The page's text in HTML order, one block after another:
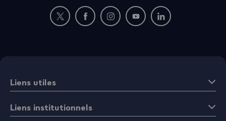
Nouvelle fenêtre : rejoignez-nous sur Twitter
Nouvelle fenêtre : rejoignez-nous sur
Nouvelle fenêtre : rejoignez-nous
Nouvelle fenêtre :
Nouvelle fenêtre :
Liens utiles
Liens institutionnels